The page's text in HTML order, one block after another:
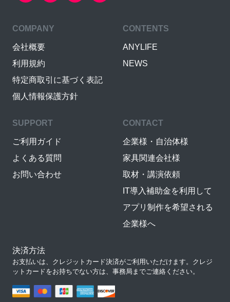
COMPANY
会社概要
利用規約
特定商取引に基づく表記
個人情報保護方針
CONTENTS
ANYLIFE
NEWS
SUPPORT
ご利用ガイド
よくある質問
お問い合わせ
CONTACT
企業様・自治体様
家具関連会社様
取材・講演依頼
IT導入補助金を利用して
アプリ制作を希望される
企業様へ
決済方法
お支払いは、クレジットカード決済がご利用いただけます。クレジ
ットカードをお持ちでない方は、事務局までご連絡ください。